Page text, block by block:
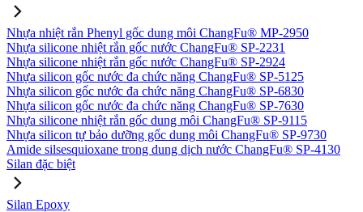
Nhựa nhiệt rắn Phenyl gốc dung môi ChangFu® MP-2950
Nhựa silicone nhiệt rắn gốc nước ChangFu® SP-2231
Nhựa silicone nhiệt rắn gốc nước ChangFu® SP-2924
Nhựa silicon gốc nước đa chức năng ChangFu® SP-5125
Nhựa silicon gốc nước đa chức năng ChangFu® SP-6830
Nhựa silicon gốc nước đa chức năng ChangFu® SP-7630
Nhựa silicone nhiệt rắn gốc dung môi ChangFu® SP-9115
Nhựa silicon tự bảo dưỡng gốc dung môi ChangFu® SP-9730
Amide silsesquioxane trong dung dịch nước ChangFu® SP-4130
Silan đặc biệt
Silan Epoxy